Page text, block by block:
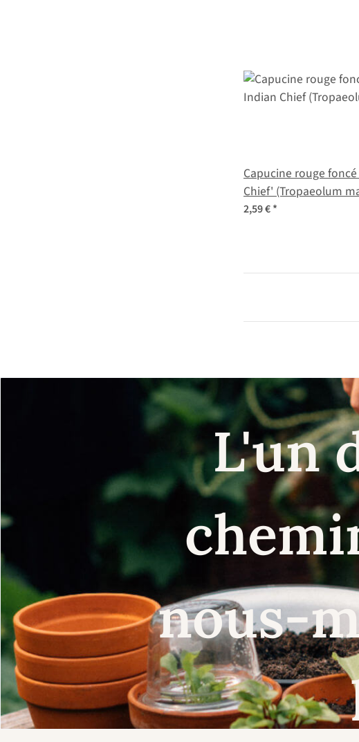
Capucine rouge
Chief' (Tropaeolum
graines
2,59 €*
L'un
nous-